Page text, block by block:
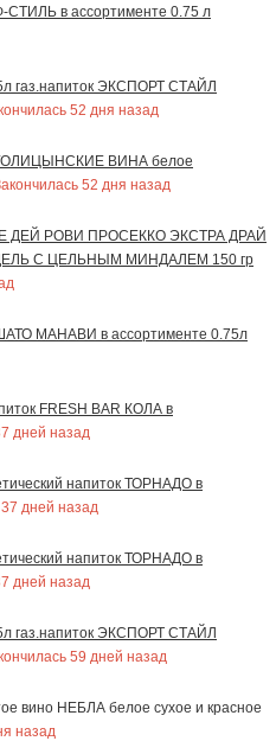
СТИЛЬ в ассортименте 0.75 л
газ.напиток ЭКСПОРТ СТАЙЛ
52 дня назад
ГОЛИЦЫНСКИЕ ВИНА белое
52 дня назад
ДЕЙ РОВИ ПРОСЕККО ЭКСТРА ДРАЙ
С ЦЕЛЬНЫМ МИНДАЛЕМ 150 гр
МАНАВИ в ассортименте 0.75л
FRESH BAR КОЛА в
дней назад
напиток ТОРНАДО в
37 дней назад
напиток ТОРНАДО в
дней назад
газ.напиток ЭКСПОРТ СТАЙЛ
59 дней назад
вино НЕБЛА белое сухое и красное
назад